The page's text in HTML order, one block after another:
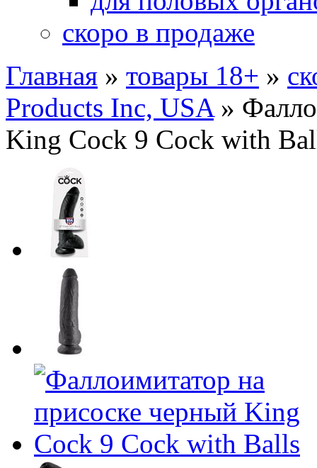
скоро в продаже
Главная » товары 18+ »
Products Inc, USA »
King Cock 9 Cock with